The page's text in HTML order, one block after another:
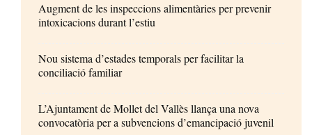
Augment de les inspeccions alimentàries per prevenir
intoxicacions durant l’estiu
Nou sistema d’estades temporals per facilitar la
conciliació familiar
L’Ajuntament de Mollet del Vallès llança una nova
convocatòria per a subvencions d’emancipació juvenil